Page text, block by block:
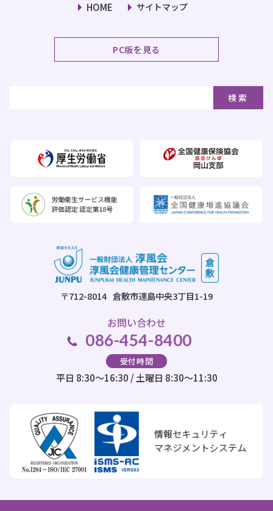
HOME サイトマップ
PC版を見る
〒712-8014 倉敷市連島中央3丁目1-19
お問い合わせ
086-454-8400
受付時間
平日 8:30～16:30 / 土曜日 8:30～11:30